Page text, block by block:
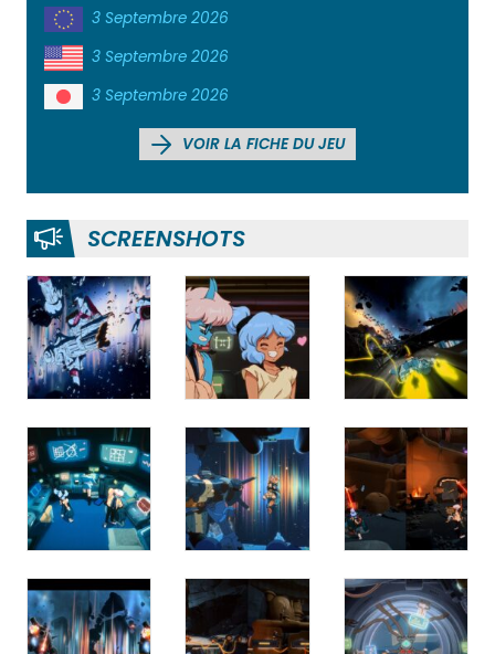
3 Septembre 2026
3 Septembre 2026
3 Septembre 2026
VOIR LA FICHE DU JEU
SCREENSHOTS